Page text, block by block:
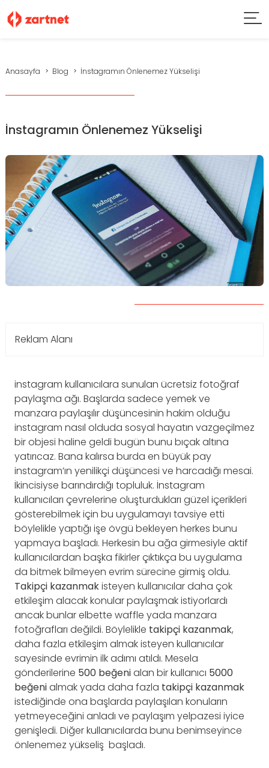
Anasayfa Blog İnstagramın Önlenemez Yükselişi
İnstagramın Önlenemez Yükselişi
Reklam Alanı
instagram kullanıcılara sunulan ücretsiz fotoğraf
paylaşma ağı. Başlarda sadece yemek ve
manzara paylaşılır düşüncesinin hakim olduğu
instagram nasıl olduda sosyal hayatın vazgeçilmez
bir objesi haline geldi bugün bunu bıçak altına
yatırıcaz. Bana kalırsa burda en büyük pay
instagram’ın yenilikçi düşüncesi ve harcadığı mesai.
İkincisiyse barındırdığı topluluk. İnstagram
kullanıcıları çevrelerine oluşturdukları güzel içerikleri
gösterebilmek için bu uygulamayı tavsiye etti
böylelikle yaptığı işe övgü bekleyen herkes bunu
yapmaya başladı. Herkesin bu ağa girmesiyle aktif
kullanıcılardan başka fikirler çıktıkça bu uygulama
da bitmek bilmeyen evrim sürecine girmiş oldu.
Takipçi kazanmakisteyen kullanıcılar daha çok
etkileşim alacak konular paylaşmak istiyorlardı
ancak bunlar elbette waffle yada manzara
fotoğrafları değildi. Böylelikle takipçi kazanmak,
daha fazla etkileşim almak isteyen kullanıcılar
sayesinde evrimin ilk adımı atıldı. Mesela
gönderilerine 500 beğenialan bir kullanıcı 5000
beğenialmak yada daha fazla takipçi kazanmak
istediğinde ona başlarda paylaşılan konuların
yetmeyeceğini anladı ve paylaşım yelpazesi iyice
genişledi. Diğer kullanıcılarda bunu benimseyince
önlenemez yükseliş başladı.